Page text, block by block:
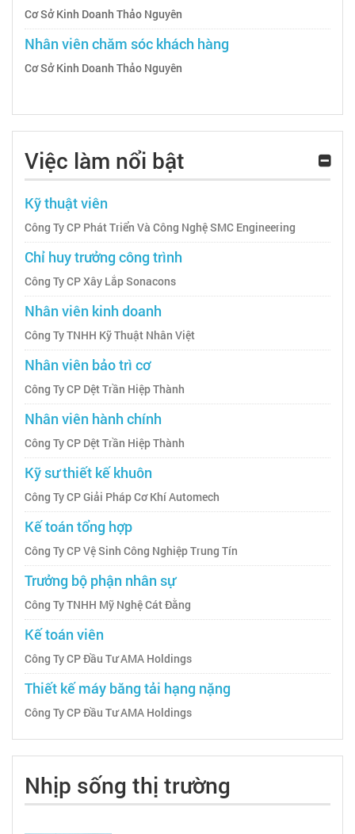
Cơ Sở Kinh Doanh Thảo Nguyên
Nhân viên chăm sóc khách hàng
Cơ Sở Kinh Doanh Thảo Nguyên
Việc làm nổi bật
Kỹ thuật viên
Công Ty CP Phát Triển Và Công Nghệ SMC Engineering
Chỉ huy trưởng công trình
Công Ty CP Xây Lắp Sonacons
Nhân viên kinh doanh
Công Ty TNHH Kỹ Thuật Nhân Việt
Nhân viên bảo trì cơ
Công Ty CP Dệt Trần Hiệp Thành
Nhân viên hành chính
Công Ty CP Dệt Trần Hiệp Thành
Kỹ sư thiết kế khuôn
Công Ty CP Giải Pháp Cơ Khí Automech
Kế toán tổng hợp
Công Ty CP Vệ Sinh Công Nghiệp Trung Tín
Trưởng bộ phận nhân sự
Công Ty TNHH Mỹ Nghệ Cát Đằng
Kế toán viên
Công Ty CP Đầu Tư AMA Holdings
Thiết kế máy băng tải hạng nặng
Công Ty CP Đầu Tư AMA Holdings
Nhịp sống thị trường